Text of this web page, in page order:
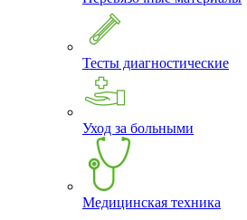
Тесты диагностические
Уход за больными
Медицинская техника